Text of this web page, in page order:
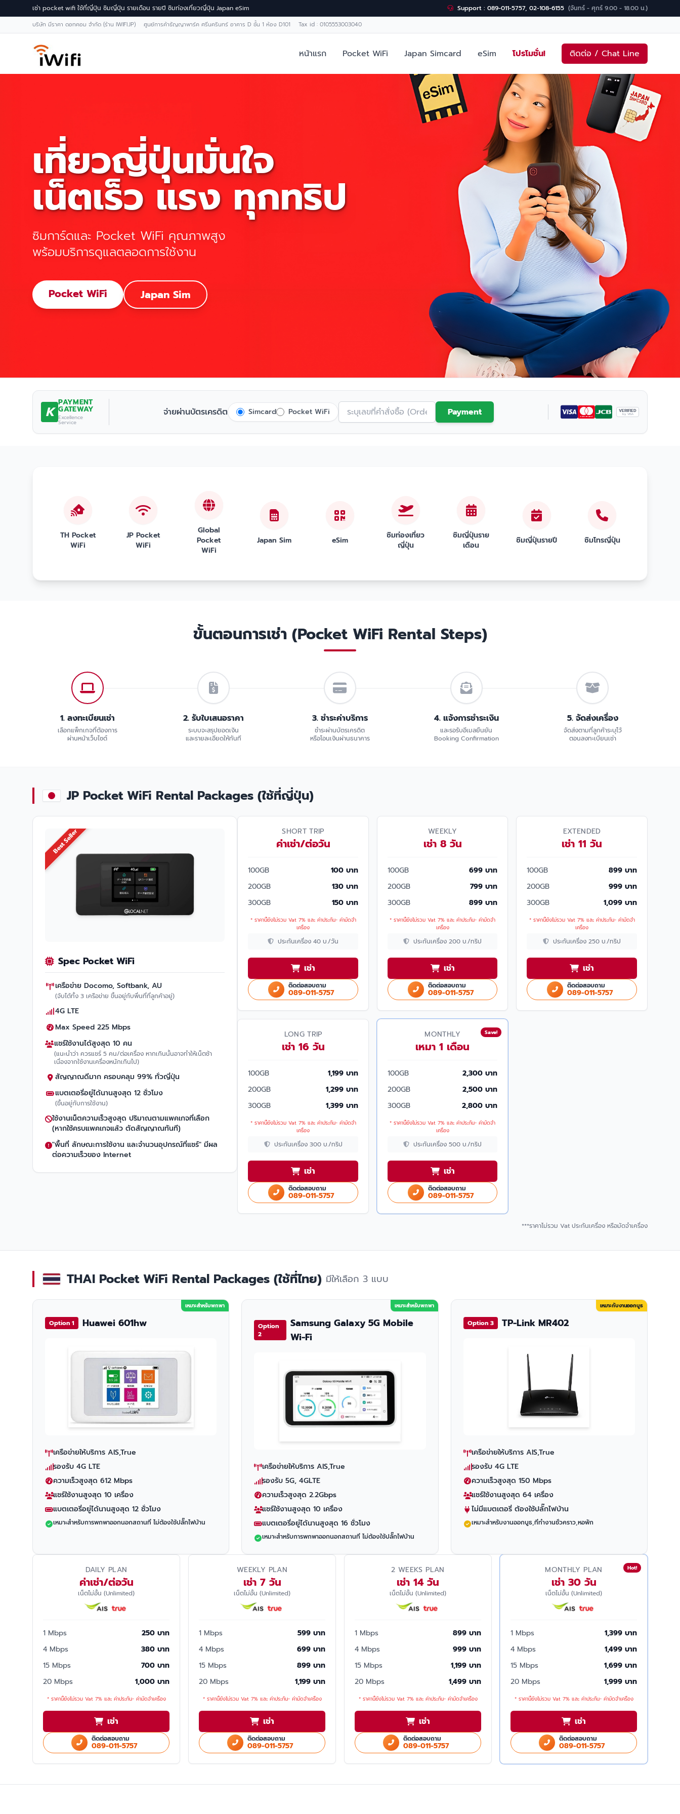
เช่า pocket wifi ใช้ที่ญี่ปุ่น ซิมญี่ปุ่น รายเดือน รายปี ซิมท่องเที่ยวญี่ปุ่น Japan eSim Support : 089-011-5757, 02-108-6155 (จันทร์ - ศุกร์ 9.00 - 18.00 น.)
บริษัท มีราคา ดอทคอม จำกัด (ร้าน IWIFI.JP) ศูนย์การค้าธัญญาพาร์ค ศรีนครินทร์ อาคาร D ชั้น 1 ห้อง D101 Tax id : 0105553003040
หน้าแรก Pocket WiFi Japan Simcard eSim โปรโมชั่น! ติดต่อ / Chat Line
เที่ยวญี่ปุ่นมั่นใจ
เน็ตเร็ว แรง ทุกทริป
ซิมการ์ดและ Pocket WiFi คุณภาพสูง
พร้อมบริการดูแลตลอดการใช้งาน
Pocket WiFi Japan Sim
K
PAYMENT
GATEWAY
Excellence
Service
จ่ายผ่านบัตรเครดิต Simcard Pocket WiFi Payment VERIFIED
by VISA
TH Pocket
WiFi
JP Pocket
WiFi
Global
Pocket
WiFi
Japan Sim eSim
ซิมท่องเที่ยว
ญี่ปุ่น
ซิมญี่ปุ่นราย
เดือน
ซิมญี่ปุ่นรายปี ซิมโทรญี่ปุ่น
ขั้นตอนการเช่า (Pocket WiFi Rental Steps)
1. ลงทะเบียนเช่า
เลือกแพ็กเกจที่ต้องการ
ผ่านหน้าเว็บไซต์
2. รับใบเสนอราคา
ระบบจะสรุปยอดเงิน
และรายละเอียดให้ทันที
3. ชำระค่าบริการ
ชำระผ่านบัตรเครดิต
หรือโอนเงินผ่านธนาคาร
4. แจ้งการชำระเงิน
และรอรับอีเมลยืนยัน
Booking Confirmation
5. จัดส่งเครื่อง
จัดส่งตามที่ลูกค้าระบุไว้
ตอนลงทะเบียนเช่า
JP Pocket WiFi Rental Packages (ใช้ที่ญี่ปุ่น)
Best Seller
Spec Pocket WiFi
เครือข่าย Docomo, Softbank, AU
(จับได้ทั้ง 3 เครือข่าย ขึ้นอยู่กับพื่นที่ที่ลูกค้าอยู่)
4G LTE
Max Speed 225 Mbps
แชร์ใช้งานได้สูงสุด 10 คน
(แนะนำว่า ควรแชร์ 5 คน/ต่อเครื่อง หากเกินนั้นอาจทำให้เน็ตช้า
เนื่องจากใช้งานเครื่องหนักเกินไป)
สัญญาณดีมาก ครอบคลุม 99% ทั่วญี่ปุ่น
แบตเตอรี่อยู่ได้นานสูงสุด 12 ชั่วโมง
(ขึ้นอยู่กับการใช้งาน)
ใช้งานเน็ตความเร็วสูงสุด ปริมาณตามแพคเกจที่เลือก
(หากใช้ครบแพคเกจแล้ว ตัดสัญญาณทันที)
"พื้นที่ ลักษณะการใช้งาน และจำนวนอุปกรณ์ที่แชร์" มีผล
ต่อความเร็วของ Internet
SHORT TRIP
ค่าเช่า/ต่อวัน
100GB
100 บาท
200GB
130 บาท
300GB
150 บาท
* ราคานี้ยังไม่รวม Vat 7% และ ค่าประกัน- ค่ามัดจำ
เครื่อง
ประกันเครื่อง 40 บ./วัน
เช่า
ติดต่อสอบถาม
089-011-5757
WEEKLY
เช่า 8 วัน
100GB
699 บาท
200GB
799 บาท
300GB
899 บาท
* ราคานี้ยังไม่รวม Vat 7% และ ค่าประกัน- ค่ามัดจำ
เครื่อง
ประกันเครื่อง 200 บ./ทริป
เช่า
ติดต่อสอบถาม
089-011-5757
EXTENDED
เช่า 11 วัน
100GB
899 บาท
200GB
999 บาท
300GB
1,099 บาท
* ราคานี้ยังไม่รวม Vat 7% และ ค่าประกัน- ค่ามัดจำ
เครื่อง
ประกันเครื่อง 250 บ./ทริป
เช่า
ติดต่อสอบถาม
089-011-5757
LONG TRIP
เช่า 16 วัน
100GB
1,199 บาท
200GB
1,299 บาท
300GB
1,399 บาท
* ราคานี้ยังไม่รวม Vat 7% และ ค่าประกัน- ค่ามัดจำ
เครื่อง
ประกันเครื่อง 300 บ./ทริป
เช่า
ติดต่อสอบถาม
089-011-5757
Save!
MONTHLY
เหมา 1 เดือน
100GB
2,300 บาท
200GB
2,500 บาท
300GB
2,800 บาท
* ราคานี้ยังไม่รวม Vat 7% และ ค่าประกัน- ค่ามัดจำ
เครื่อง
ประกันเครื่อง 500 บ./ทริป
เช่า
ติดต่อสอบถาม
089-011-5757
***ราคาไม่รวม Vat ประกันเครื่อง หรือมัดจำเครื่อง
THAI Pocket WiFi Rental Packages (ใช้ที่ไทย) มีให้เลือก 3 แบบ
เหมาะสำหรับพกพา
Option 1 Huawei 601hw
เครือข่ายให้บริการ AIS,True
รองรับ 4G LTE
ความเร็วสูงสุด 612 Mbps
แชร์ใช้งานสูงสุด 10 เครื่อง
แบตเตอรี่อยู่ได้นานสูงสุด 12 ชั่วโมง
เหมาะสำหรับการพกพาออกนอกสถานที่ ไม่ต้องใช้ปลั๊กไฟบ้าน
เหมาะสำหรับพกพา
Option
2
Samsung Galaxy 5G Mobile
Wi-Fi
เครือข่ายให้บริการ AIS,True
รองรับ 5G, 4GLTE
ความเร็วสูงสุด 2.2Gbps
แชร์ใช้งานสูงสุด 10 เครื่อง
แบตเตอรี่อยู่ได้นานสูงสุด 16 ชั่วโมง
เหมาะสำหรับการพกพาออกนอกสถานที่ ไม่ต้องใช้ปลั๊กไฟบ้าน
เหมาะกับงานออกบูธ
Option 3 TP-Link MR402
เครือข่ายให้บริการ AIS,True
รองรับ 4G LTE
ความเร็วสูงสุด 150 Mbps
แชร์ใช้งานสูงสุด 64 เครื่อง
ไม่มีแบตเตอรี่ ต้องใช้ปลั๊กไฟบ้าน
เหมาะสำหรับงานออกบูธ,ที่ทำงานชั่วคราว,หอพัก
DAILY PLAN
ค่าเช่า/ต่อวัน
เน็ตไม่อั้น (Unlimited)
1 Mbps
250 บาท
4 Mbps
380 บาท
15 Mbps
700 บาท
20 Mbps
1,000 บาท
* ราคานี้ยังไม่รวม Vat 7% และ ค่าประกัน- ค่ามัดจำเครื่อง
เช่า
ติดต่อสอบถาม
089-011-5757
WEEKLY PLAN
เช่า 7 วัน
เน็ตไม่อั้น (Unlimited)
1 Mbps
599 บาท
4 Mbps
699 บาท
15 Mbps
899 บาท
20 Mbps
1,199 บาท
* ราคานี้ยังไม่รวม Vat 7% และ ค่าประกัน- ค่ามัดจำเครื่อง
เช่า
ติดต่อสอบถาม
089-011-5757
2 WEEKS PLAN
เช่า 14 วัน
เน็ตไม่อั้น (Unlimited)
1 Mbps
899 บาท
4 Mbps
999 บาท
15 Mbps
1,199 บาท
20 Mbps
1,499 บาท
* ราคานี้ยังไม่รวม Vat 7% และ ค่าประกัน- ค่ามัดจำเครื่อง
เช่า
ติดต่อสอบถาม
089-011-5757
Hot!
MONTHLY PLAN
เช่า 30 วัน
เน็ตไม่อั้น (Unlimited)
1 Mbps
1,399 บาท
4 Mbps
1,499 บาท
15 Mbps
1,699 บาท
20 Mbps
1,999 บาท
* ราคานี้ยังไม่รวม Vat 7% และ ค่าประกัน- ค่ามัดจำเครื่อง
เช่า
ติดต่อสอบถาม
089-011-5757